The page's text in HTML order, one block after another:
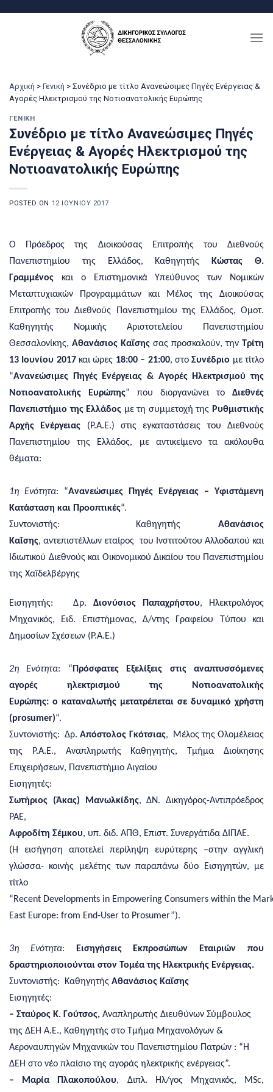
Αρχική > Γενική > Συνέδριο με τίτλο Ανανεώσιμες Πηγές Ενέργειας &
Αγορές Ηλεκτρισμού της Νοτιοανατολικής Ευρώπης
ΓΕΝΙΚΉ
Συνέδριο με τίτλο Ανανεώσιμες Πηγές
Ενέργειας & Αγορές Ηλεκτρισμού της
Νοτιοανατολικής Ευρώπης
POSTED ON 12 ΙΟΥΝΊΟΥ 2017
Ο Πρόεδρος της Διοικούσας Επιτροπής του Διεθνούς
Πανεπιστημίου της Ελλάδος, ΚαθηγητήςΚώστας Θ.
Γραμμένος και ο Επιστημονικά Υπεύθυνος των Νομικών
Μεταπτυχιακών Προγραμμάτων και Μέλος της Διοικούσας
Επιτροπής του Διεθνούς Πανεπιστημίου της Ελλάδος, Ομοτ.
Καθηγητής Νομικής Αριστοτελείου Πανεπιστημίου
Θεσσαλονίκης, Αθανάσιος Καΐσης σας προσκαλούν, την Τρίτη
13 Ιουνίου 2017και ώρες 18:00 – 21:00, στοΣυνέδριο με τίτλο
“Ανανεώσιμες Πηγές Ενέργειας & Αγορές Ηλεκτρισμού της
Νοτιοανατολικής Ευρώπης” που διοργανώνει το Διεθνές
Πανεπιστήμιο της Ελλάδος με τη συμμετοχή της Ρυθμιστικής
Αρχής Ενέργειας (Ρ.Α.Ε.) στις εγκαταστάσεις του Διεθνούς
Πανεπιστημίου της Ελλάδος, με αντικείμενο τα ακόλουθα
θέματα:
1η Ενότητα: “Ανανεώσιμες Πηγές Ενέργειας – Υφιστάμενη
Κατάσταση και Προοπτικές“.
Συντονιστής: Καθηγητής Αθανάσιος
Καΐσης, αντεπιστέλλων εταίρος του Ινστιτούτου Αλλοδαπού και
Ιδιωτικού Διεθνούς και Οικονομικού Δικαίου του Πανεπιστημίου
της Χαïδελβέργης
Εισηγητής: Δρ. Διονύσιος Παπαχρήστου, Ηλεκτρολόγος
Μηχανικός, Ειδ. Επιστήμονας, Δ/ντης Γραφείου Τύπου και
Δημοσίων Σχέσεων (Ρ.Α.Ε.)
2η Ενότητα: “ Πρόσφατες Εξελίξεις στις αναπτυσσόμενες
αγορές ηλεκτρισμού της Νοτιοανατολικής
Ευρώπης: o καταναλωτής μετατρέπεται σε δυναμικό χρήστη
(prosumer)“.
Συντονιστής: Δρ.Απόστολος Γκότσιας, Μέλος της Ολομέλειας
της Ρ.Α.Ε., Αναπληρωτής Καθηγητής, Τμήμα Διοίκησης
Επιχειρήσεων, Πανεπιστήμιο Αιγαίου
Εισηγητές:
Σωτήριος (Άκας) Μανωλκίδης, ΔΝ. Δικηγόρος-Αντιπρόεδρος
ΡΑΕ,
Αφροδίτη Σέμκου, υπ. διδ. ΑΠΘ, Επιστ. Συνεργάτιδα ΔΙΠΑΕ.
(Η εισήγηση αποτελεί περίληψη ευρύτερης –στην αγγλική
γλώσσα- κοινής μελέτης των παραπάνω δύο Εισηγητών, με
τίτλο
“Recent Developments in Empowering Consumers within the
East Europe: from End-User to Prosumer”).
3η Ενότητα:
Εισηγήσεις Εκπροσώπων Εταιριών που
δραστηριοποιούνται στον Τομέα της Ηλεκτρικής Ενέργειας.
Συντονιστής: Καθηγητής Αθανάσιος Καΐσης
Εισηγητές:
– Σταύρος Κ. Γούτσος, Αναπληρωτής Διευθύνων Σύμβουλος
της ΔΕΗ Α.Ε., Καθηγητής στο Τμήμα Μηχανολόγων &
Αεροναυπηγών Μηχανικών του Πανεπιστημίου Πατρών : “Η
ΔΕΗ στο νέο πλαίσιο της αγοράς ηλεκτρικής ενέργειας”.
– Μαρία Πλακοπούλου, Διπλ. Ηλ/γος Μηχανικός, MSc,